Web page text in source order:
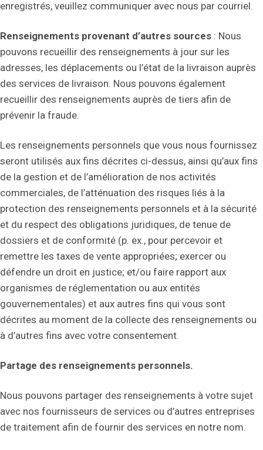
enregistrés, veuillez communiquer avec nous par courriel.
Renseignements provenant d’autres sources : Nous
pouvons recueillir des renseignements à jour sur les
adresses, les déplacements ou l’état de la livraison auprès
des services de livraison. Nous pouvons également
recueillir des renseignements auprès de tiers afin de
prévenir la fraude.
Les renseignements personnels que vous nous fournissez
seront utilisés aux fins décrites ci-dessus, ainsi qu’aux fins
de la gestion et de l’amélioration de nos activités
commerciales, de l’atténuation des risques liés à la
protection des renseignements personnels et à la sécurité
et du respect des obligations juridiques, de tenue de
dossiers et de conformité (p. ex., pour percevoir et
remettre les taxes de vente appropriées; exercer ou
défendre un droit en justice; et/ou faire rapport aux
organismes de réglementation ou aux entités
gouvernementales) et aux autres fins qui vous sont
décrites au moment de la collecte des renseignements ou
à d’autres fins avec votre consentement.
Partage des renseignements personnels.
Nous pouvons partager des renseignements à votre sujet
avec nos fournisseurs de services ou d’autres entreprises
de traitement afin de fournir des services en notre nom.